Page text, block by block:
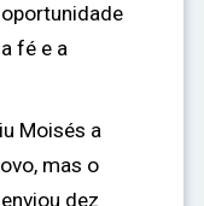
fé e a
Moisés a
mas o
dez